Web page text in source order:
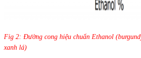
Fig 2: Đường cong hiệu chuẩn Ethanol
xanh lá)